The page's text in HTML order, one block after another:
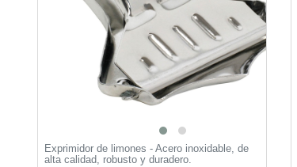
Exprimidor de limones - Acero inoxidable, de
alta calidad, robusto y duradero.